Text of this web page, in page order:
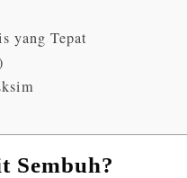
yang Tepat
Sembuh?